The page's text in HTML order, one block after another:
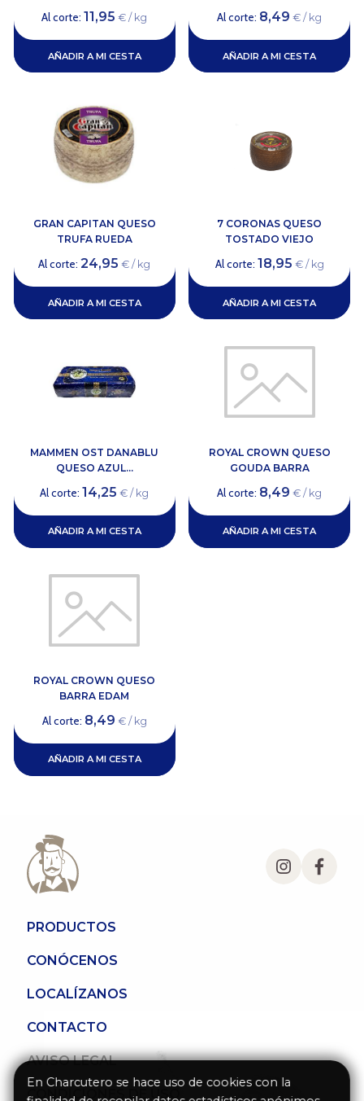
Al corte:11,95 € / kg
AÑADIR A MI CESTA
Al corte: 8,49 € / kg
AÑADIR A MI CESTA
GRAN CAPITAN QUESO
TRUFA RUEDA
Al corte:24,95 € / kg
AÑADIR A MI CESTA
7 CORONAS QUESO
TOSTADO VIEJO
Al corte: 18,95 € / kg
AÑADIR A MI CESTA
MAMMEN OST DANABLU
QUESO AZUL...
Al corte:14,25 € / kg
AÑADIR A MI CESTA
ROYAL CROWN QUESO
GOUDA BARRA
Al corte: 8,49 € / kg
AÑADIR A MI CESTA
ROYAL CROWN QUESO
BARRA EDAM
Al corte: 8,49 € / kg
AÑADIR A MI CESTA
PRODUCTOS
CONÓCENOS
LOCALÍZANOS
CONTACTO
AVISO LEGAL
CONDICIONES DE USO
En Charcutero se hace uso de cookies con la